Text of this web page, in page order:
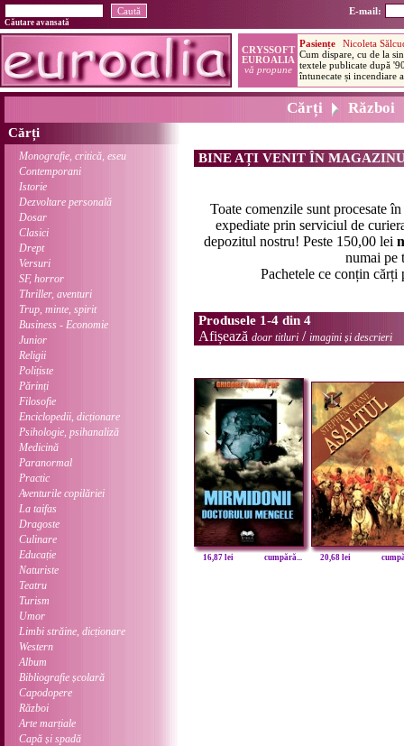
E-mail:
Căutare avansată
Cărți Război
Cărți
Monografie, critică, eseu
Contemporani
Istorie
Dezvoltare personală
Dosar
Clasici
Drept
Versuri
SF, horror
Thriller, aventuri
Trup, minte, spirit
Business - Economie
Junior
Religii
Polițiste
Părinți
Filosofie
Enciclopedii, dicționare
Psihologie, psihanaliză
Medicină
Paranormal
Practic
Aventurile copilăriei
La taifas
Dragoste
Culinare
Educație
Naturiste
Teatru
Turism
Umor
Limbi străine, dicționare
Western
Album
Bibliografie școlară
Capodopere
Război
Arte marțiale
Capă și spadă
BINE AȚI VENIT ÎN
Toate comenzile sunt procesate în
expediate prin serviciul de
depozitul nostru! Peste 150,00 lei
numai pe
Pachetele ce conțin cărți
Produsele 1-4 din 4
Afișează doar titluri / imagini și descrieri
16,87 lei cumpără... 20,68 lei